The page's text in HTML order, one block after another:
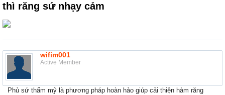
thì răng sứ nhạy cảm
wifim001
Active Member
Phủ sứ thẩm mỹ là phương pháp hoàn hảo giúp cải thiện hàm răng